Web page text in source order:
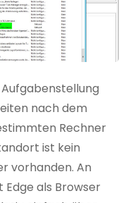
nach dem
Rechner
ist kein
vorhanden. An
als Browser